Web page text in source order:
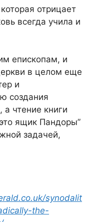
отрицает
всегда учила и
епископам, и
в целом еще
и
создания
а чтение книги
ящик Пандоры”
задачей,
synodalit
the-